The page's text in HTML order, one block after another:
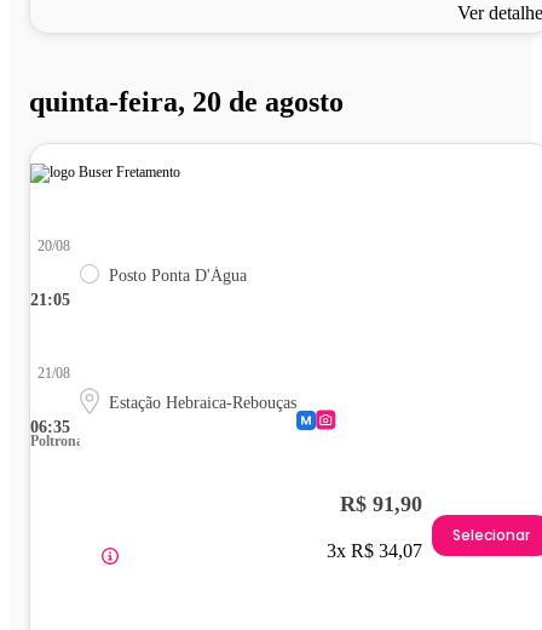
Ver
quinta-feira, 20 de agosto
21:05
20/08
Posto Ponta D'Água
06:35
21/08
Estação Hebraica-Rebouças
Poltrona
R$ 91,90
3x R$ 34,07
Selecionar